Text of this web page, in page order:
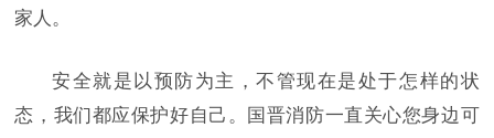
家人。
安全就是以预防为主，不管现在是处于怎样的状
态，我们都应保护好自己。国晋消防一直关心您身边可